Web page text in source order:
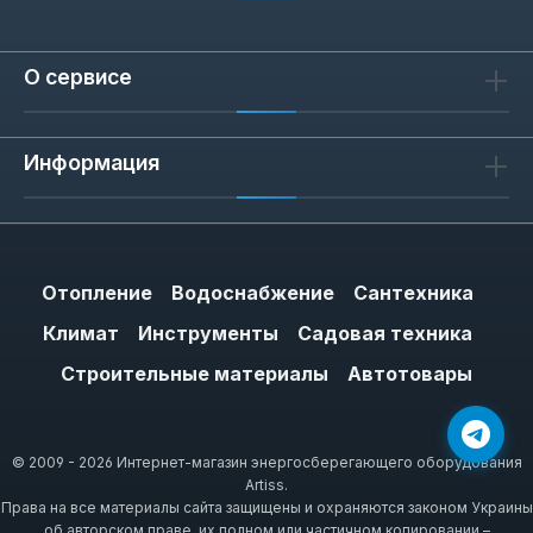
О сервисе
Информация
Отопление Водоснабжение
Сантехника
Климат
Инструменты
Садовая техника
Строительные материалы
Автотовары
© 2009 - 2026 Интернет-магазин энергосберегающего оборудования
Artiss.
Права на все материалы сайта защищены и охраняются законом Украины